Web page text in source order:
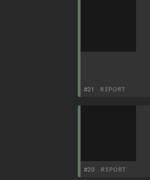
#21 REPORT
#20 REPORT